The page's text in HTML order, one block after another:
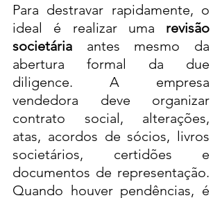
Para destravar rapidamente, o
ideal é realizar uma revisão
societária antes mesmo da
abertura formal da due
diligence. A empresa
vendedora deve organizar
contrato social, alterações,
atas, acordos de sócios, livros
societários, certidões e
documentos de representação.
Quando houver pendências, é